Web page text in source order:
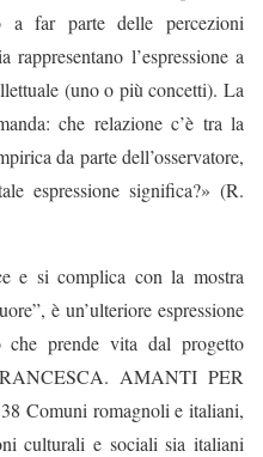
a far parte delle percezioni
l’espressione a
(uno o più concetti). La
che relazione c’è tra la
da parte dell’osservatore,
espressione significa?» (R.
e si complica con la mostra
è un’ulteriore espressione
prende vita dal progetto
AMANTI PER
Comuni romagnoli e italiani,
culturali e sociali sia italiani